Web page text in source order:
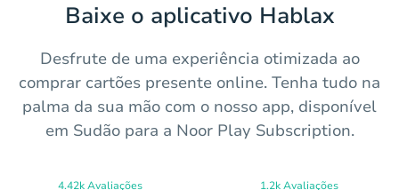
Baixe o aplicativo Hablax
Desfrute de uma experiência otimizada ao
comprar cartões presente online. Tenha tudo na
palma da sua mão com o nosso app, disponível
em Sudão para a Noor Play Subscription.
4.42k Avaliações 1.2k Avaliações